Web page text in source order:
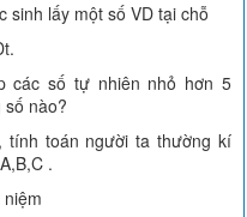
sinh lấy một số VD tại chỗ
các số tự nhiên nhỏ hơn 5
nào?
tính toán người ta thường kí
.